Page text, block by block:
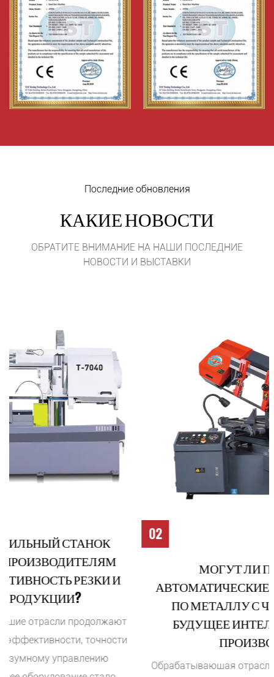
Последние обновления
КАКИЕ НОВОСТИ
ОБРАТИТЕ ВНИМАНИЕ НА НАШИ ПОСЛЕДНИЕ
НОВОСТИ И ВЫСТАВКИ
МОГУТ ЛИ ПОЛНОСТЬЮ
АВТОМАТИЧЕСКИЕ ЛЕНТОЧНЫЕ ПИЛЫ
ПО МЕТАЛЛУ С ЧПУ ПОДДЕРЖАТЬ
БУДУЩЕЕ ИНТЕЛЛЕКТУАЛЬНОГО
ПРОИЗВОДСТВА?
Обрабатывающая отрасль выходит на новый этап,